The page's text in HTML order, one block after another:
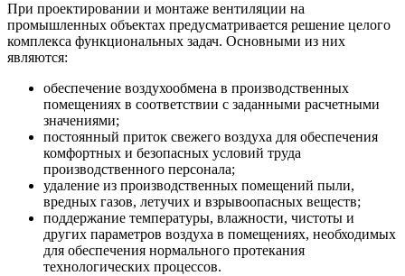
При проектировании и монтаже вентиляции на
промышленных объектах предусматривается решение целого
комплекса функциональных задач. Основными из них
являются:
обеспечение воздухообмена в производственных
помещениях в соответствии с заданными расчетными
значениями;
постоянный приток свежего воздуха для обеспечения
комфортных и безопасных условий труда
производственного персонала;
удаление из производственных помещений пыли,
вредных газов, летучих и взрывоопасных веществ;
поддержание температуры, влажности, чистоты и
других параметров воздуха в помещениях, необходимых
для обеспечения нормального протекания
технологических процессов.